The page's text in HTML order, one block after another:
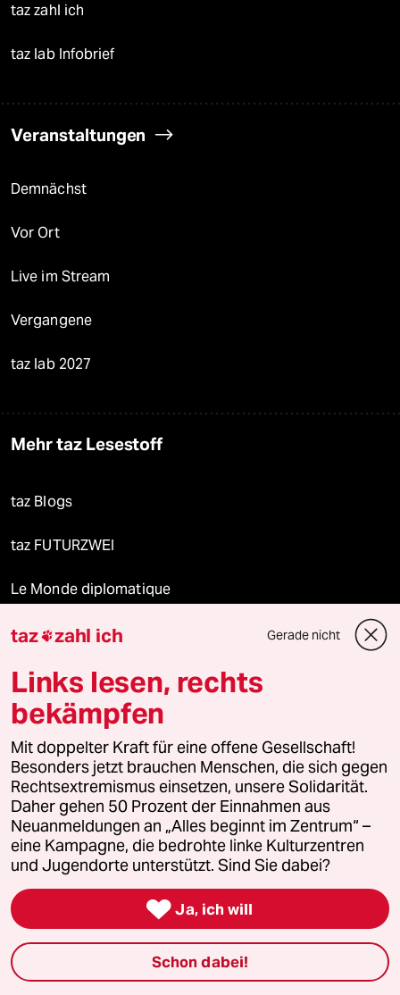
taz zahl ich
taz lab Infobrief
Veranstaltungen
Demnächst
Vor Ort
Live im Stream
Vergangene
taz lab 2027
Mehr taz Lesestoff
taz Blogs
taz FUTURZWEI
Le Monde diplomatique
taz Archiv
Mehr taz Angebote
Reisen
Kantine
Shop
Anzeigen
Fragen & Hilfe
taz zahl ich Gerade nicht
Links lesen, rechts
bekämpfen
Mit doppelter Kraft für eine offene Gesellschaft!
Besonders jetzt brauchen Menschen, die sich gegen
Rechtsextremismus einsetzen, unsere Solidarität.
Daher gehen 50 Prozent der Einnahmen aus
Neuanmeldungen an „Alles beginnt im Zentrum“ –
eine Kampagne, die bedrohte linke Kulturzentren
und Jugendorte unterstützt. Sind Sie dabei?
 Ja, ich will
Schon dabei!